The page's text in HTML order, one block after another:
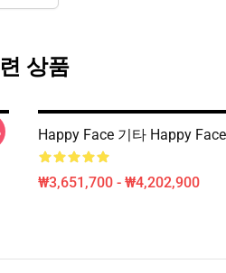
상품
Happy Face 기타 Happy
₩3,651,700 - ₩4,202,900